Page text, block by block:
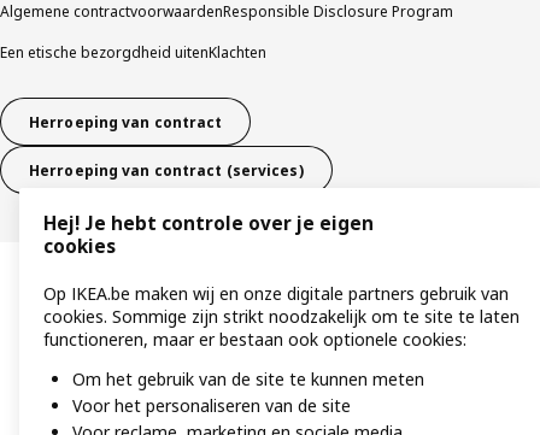
Algemene contractvoorwaardenResponsible Disclosure Program
Een etische bezorgdheid uitenKlachten
Herroeping van contract
Herroeping van contract (services)
Hej! Je hebt controle over je eigen
cookies
Op IKEA.be maken wij en onze digitale partners gebruik van
cookies. Sommige zijn strikt noodzakelijk om te site te laten
functioneren, maar er bestaan ook optionele cookies:
Om het gebruik van de site te kunnen meten
Voor het personaliseren van de site